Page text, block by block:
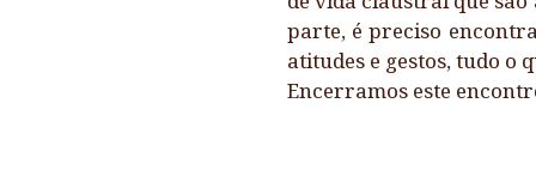
parte, é preciso
atitudes e gestos, tudo o
Encerramos este